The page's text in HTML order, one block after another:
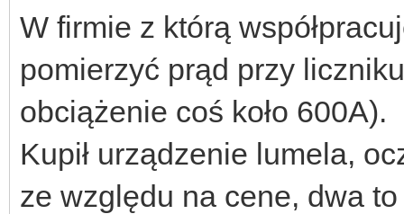
W firmie z którą
pomierzyć prąd przy
obciążenie coś koło 600A).
Kupił urządzenie lumela,
ze względu na cene, dwa